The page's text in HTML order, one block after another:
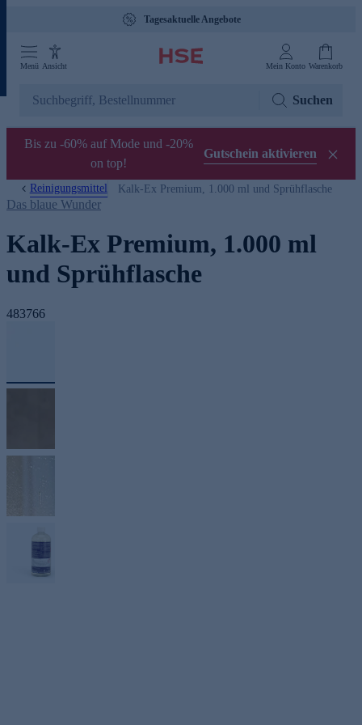
Tagesaktuelle Angebote
Menü Ansicht Mein Konto Warenkorb
Suchen
Bis zu -60% auf Mode und -20%
on top!
Gutschein aktivieren
Reinigungsmittel Kalk-Ex Premium, 1.000 ml und Sprühflasche
Das blaue Wunder
Kalk-Ex Premium, 1.000 ml
und Sprühflasche
483766